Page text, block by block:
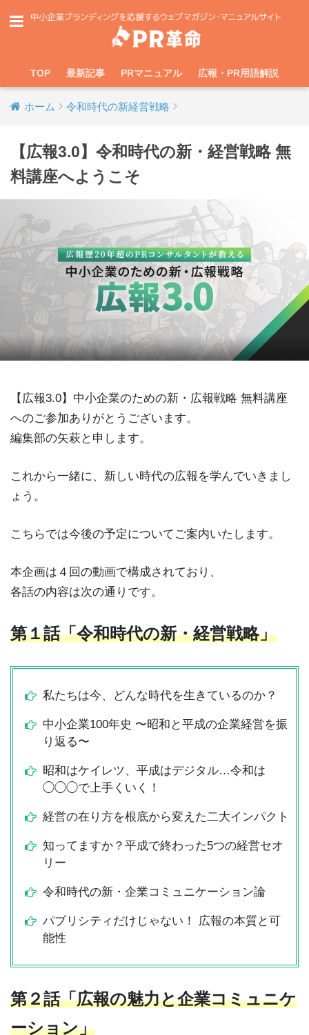
TOP 最新記事 PRマニュアル 広報・PR用語解説
ホーム 令和時代の新経営戦略
【広報3.0】令和時代の新・経営戦略 無
料講座へようこそ
【広報3.0】中小企業のための新・広報戦略 無料講座
へのご参加ありがとうございます。
編集部の矢萩と申します。
これから一緒に、新しい時代の広報を学んでいきまし
ょう。
こちらでは今後の予定についてご案内いたします。
本企画は４回の動画で構成されており、
各話の内容は次の通りです。
第１話「令和時代の新・経営戦略」
私たちは今、どんな時代を生きているのか？
中小企業100年史 〜昭和と平成の企業経営を振
り返る〜
昭和はケイレツ、平成はデジタル…令和は
◯◯◯で上手くいく！
経営の在り方を根底から変えた二大インパクト
知ってますか？平成で終わった5つの経営セオ
リー
令和時代の新・企業コミュニケーション論
パブリシティだけじゃない！ 広報の本質と可
能性
第２話「広報の魅力と企業コミュニケ
ーション」